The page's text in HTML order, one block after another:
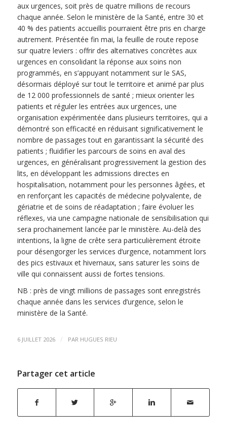
aux urgences, soit près de quatre millions de recours
chaque année. Selon le ministère de la Santé, entre 30 et
40 % des patients accueillis pourraient être pris en charge
autrement. Présentée fin mai, la feuille de route repose
sur quatre leviers : offrir des alternatives concrètes aux
urgences en consolidant la réponse aux soins non
programmés, en s’appuyant notamment sur le SAS,
désormais déployé sur tout le territoire et animé par plus
de 12 000 professionnels de santé ; mieux orienter les
patients et réguler les entrées aux urgences, une
organisation expérimentée dans plusieurs territoires, qui a
démontré son efficacité en réduisant significativement le
nombre de passages tout en garantissant la sécurité des
patients ; fluidifier les parcours de soins en aval des
urgences, en généralisant progressivement la gestion des
lits, en développant les admissions directes en
hospitalisation, notamment pour les personnes âgées, et
en renforçant les capacités de médecine polyvalente, de
gériatrie et de soins de réadaptation ; faire évoluer les
réflexes, via une campagne nationale de sensibilisation qui
sera prochainement lancée par le ministère. Au-delà des
intentions, la ligne de crête sera particulièrement étroite
pour désengorger les services d’urgence, notamment lors
des pics estivaux et hivernaux, sans saturer les soins de
ville qui connaissent aussi de fortes tensions.
NB : près de vingt millions de passages sont enregistrés
chaque année dans les services d’urgence, selon le
ministère de la Santé.
6 JUILLET 2026 / PAR HUGUES RIEU
Partager cet article